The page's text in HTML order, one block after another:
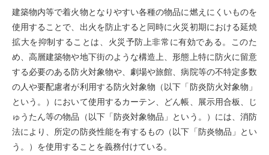
建築物内等で着火物となりやすい各種の物品に燃えにくいものを
使用することで、出火を防止すると同時に火災初期における延焼
拡大を抑制することは、火災予防上非常に有効である。このた
め、高層建築物や地下街のような構造上、形態上特に防火に留意
する必要のある防火対象物や、劇場や旅館、病院等の不特定多数
の人や要配慮者が利用する防火対象物（以下「防炎防火対象物」
という。）において使用するカーテン、どん帳、展示用合板、じ
ゅうたん等の物品（以下「防炎対象物品」という。）には、消防
法により、所定の防炎性能を有するもの（以下「防炎物品」とい
う。）を使用することを義務付けている。